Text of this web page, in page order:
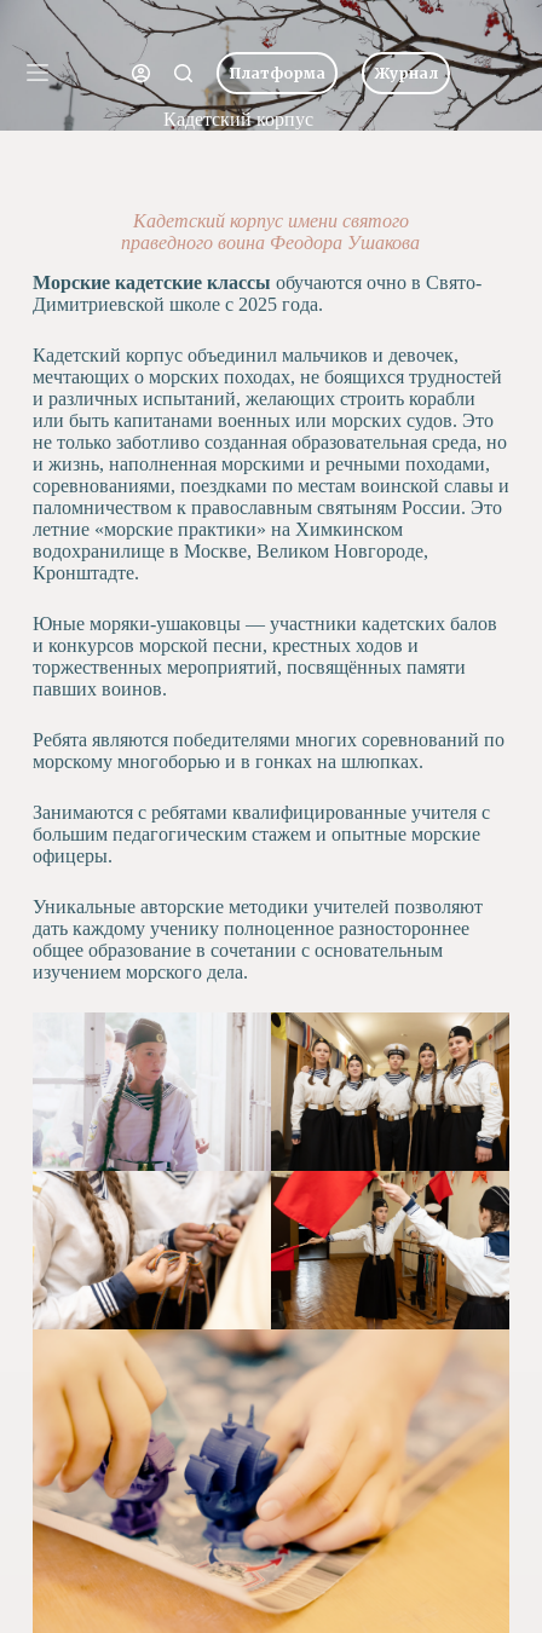
Перейти
сути
Ничего
Главная
школе
Учеба
Пресс-
центр
студия
Царевич
Заочная
школа
Допобразование
Проекты
Творчество
Художественная
Музыкальное
отделение
Психологическая
Служба
Тьюторская
служба
Имя пользователя или Email
Имя пользователя или Email
Получить новый пароль
← Вернуться ко входу
Платформа Журнал
Кадетский корпус
Кадетский корпус имени святого
праведного воина Феодора Ушакова
Морские кадетские классы обучаются очно в Свято-
Димитриевской школе с 2025 года.
Кадетский корпус объединил мальчиков и девочек,
мечтающих о морских походах, не боящихся трудностей
и различных испытаний, желающих строить корабли
или быть капитанами военных или морских судов. Это
не только заботливо созданная образовательная среда, но
и жизнь, наполненная морскими и речными походами,
соревнованиями, поездками по местам воинской славы и
паломничеством к православным святыням России. Это
летние «морские практики» на Химкинском
водохранилище в Москве, Великом Новгороде,
Кронштадте.
Юные моряки-ушаковцы — участники кадетских балов
и конкурсов морской песни, крестных ходов и
торжественных мероприятий, посвящённых памяти
павших воинов.
Ребята являются победителями многих соревнований по
морскому многоборью и в гонках на шлюпках.
Занимаются с ребятами квалифицированные учителя с
большим педагогическим стажем и опытные морские
офицеры.
Уникальные авторские методики учителей позволяют
дать каждому ученику полноценное разностороннее
общее образование в сочетании с основательным
изучением морского дела.